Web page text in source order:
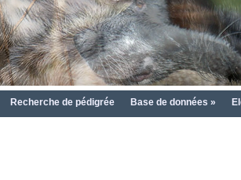
Recherche de pédigrée Base de données »